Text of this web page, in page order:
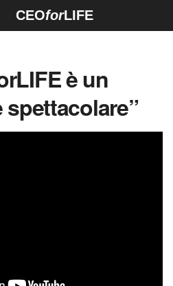
CEOforLIFE
è un